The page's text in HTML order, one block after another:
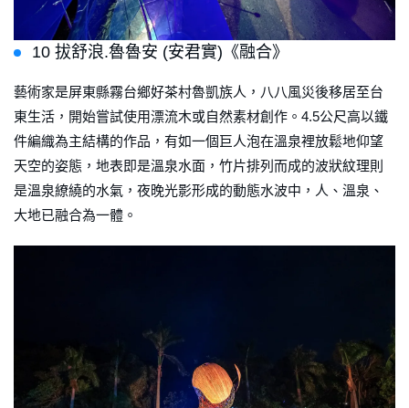
10 拔舒浪.魯魯安 (安君實)《融合》
藝術家是屏東縣霧台鄉好茶村魯凱族人，八八風災後移居至台
東生活，開始嘗試使用漂流木或自然素材創作。4.5公尺高以鐵
件編織為主結構的作品，有如一個巨人泡在溫泉裡放鬆地仰望
天空的姿態，地表即是溫泉水面，竹片排列而成的波狀紋理則
是溫泉繚繞的水氣，夜晚光影形成的動態水波中，人、溫泉、
大地已融合為一體。